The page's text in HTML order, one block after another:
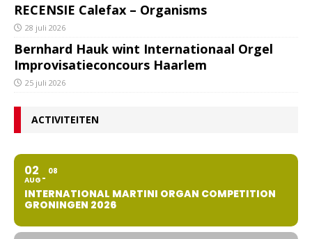
RECENSIE Calefax – Organisms
28 juli 2026
Bernhard Hauk wint Internationaal Orgel
Improvisatieconcours Haarlem
25 juli 2026
ACTIVITEITEN
02
AUG
08
INTERNATIONAL MARTINI ORGAN COMPETITION
GRONINGEN 2026